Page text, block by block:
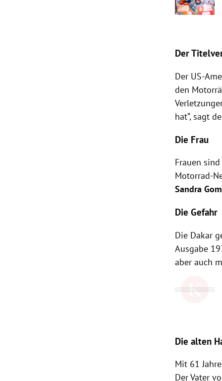
Der
Der US-
den
hat“, sagt
Die Frau
Frauen
Motorrad-
Sandra
Die Gefahr
Die Dakar
Ausgabe
aber auch
Die alten
Mit 61
Der Vater